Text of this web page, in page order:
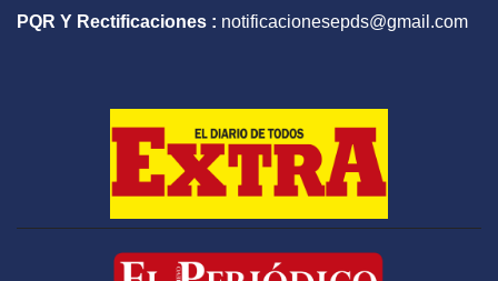
PQR Y Rectificaciones : notificacionesepds@gmail.com